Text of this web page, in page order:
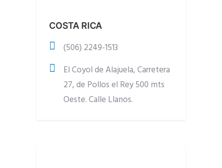
COSTA RICA
(506) 2249-1513
El Coyol de Alajuela, Carretera
27, de Pollos el Rey 500 mts
Oeste. Calle Llanos.